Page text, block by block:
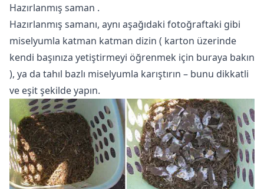
Hazırlanmış saman .
Hazırlanmış samanı, aynı aşağıdaki fotoğraftaki gibi
miselyumla katman katman dizin ( karton üzerinde
kendi başınıza yetiştirmeyi öğrenmek için buraya bakın
), ya da tahıl bazlı miselyumla karıştırın – bunu dikkatli
ve eşit şekilde yapın.